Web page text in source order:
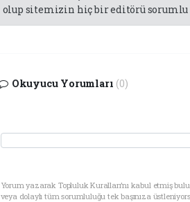
olup sitemizin hiç bir editörü sorumlu
Okuyucu Yorumları (0)
Yorum yazarak Topluluk Kuralları’nı kabul etmiş
veya dolaylı tüm sorumluluğu tek başınıza